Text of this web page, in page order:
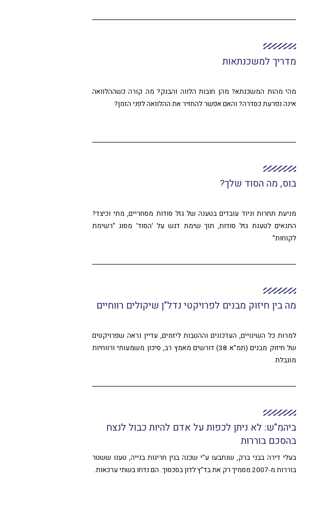
מדריך למשכנתאות
מהי מהות המשכנתא? מהן חובות הלווה והבנק? מה קורה כשההלוואה
אינה נפרעת כסדרה? והאם אפשר להחזיר את ההלוואה לפני הזמן?
בוס, מה הסוד שלך?
מניעת תחרות וניוד עובדים בטענה של גזל סודות מסחריים, מתי וכיצד?
התנאים לטענת גזל סודות, תוך שימת דגש על 'הסוד' מסוג "רשימת
לקוחות"
מה בין חיזוק מבנים לפרויקטי נדל"ן שיקולים רווחיים
למרות כל השינויים, העדכונים וההטבות ליזמים, עדיין נראה שפרויקטים
של חיזוק מבנים (תמ"א 38) דורשים מאמץ רב, סיכון משמעותי ורווחיות
מוגבלת
ביהמ"ש: לא ניתן לכפות על אדם להיות כבול לנצח
בהסכם בוררות
בעלי דירה בבני ברק, שנתבעו ע"י שכנה בגין חריגות בנייה, טענו ששטר
בוררות מ-2007 מסמיך רק את בד"ץ לדון בסכסוך. הם נדחו בשתי ערכאות.